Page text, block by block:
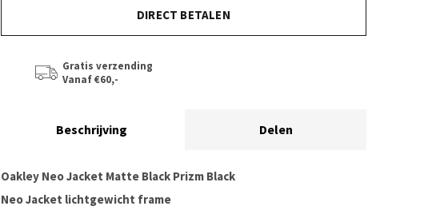
DIRECT BETALEN
Gratis verzending
Vanaf €60,-
Beschrijving Delen
Oakley Neo Jacket Matte Black Prizm Black
Neo Jacket lichtgewicht frame